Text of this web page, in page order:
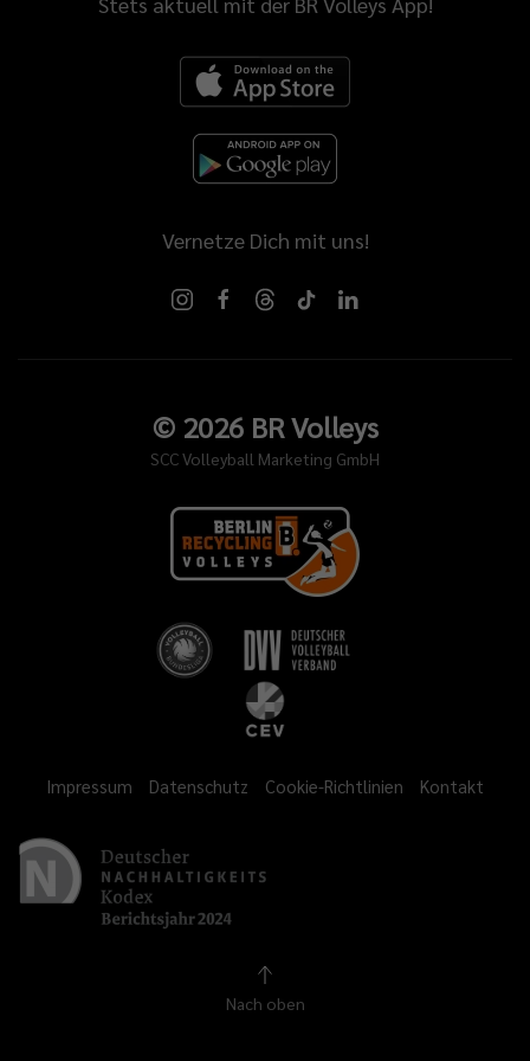
Vernetze Dich mit uns!
© 2026BR Volleys
SCC Volleyball Marketing GmbH
Impressum Datenschutz Cookie-Richtlinien Kontakt
Nach oben